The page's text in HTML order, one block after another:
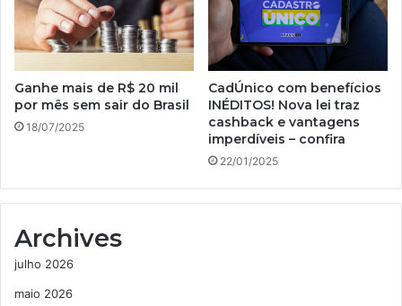
Ganhe mais de R$ 20 mil
por mês sem sair do Brasil
18/07/2025
CadÚnico com benefícios
INÉDITOS! Nova lei traz
cashback e vantagens
imperdíveis – confira
22/01/2025
Archives
julho 2026
maio 2026